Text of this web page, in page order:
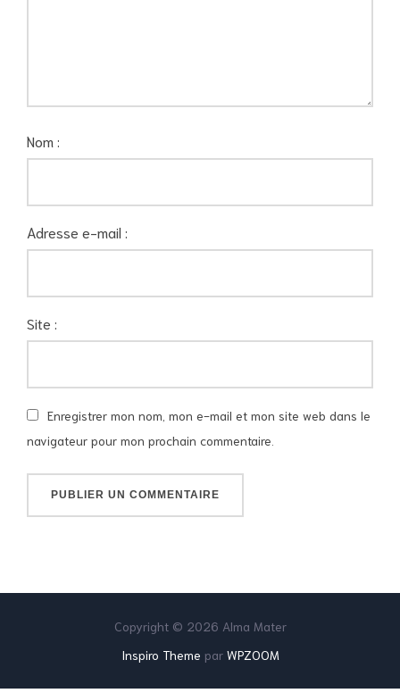
Nom :
Adresse e-mail :
Site :
Enregistrer mon nom, mon e-mail et mon site web dans le
navigateur pour mon prochain commentaire.
Copyright © 2026 Alma Mater
Inspiro Theme par WPZOOM